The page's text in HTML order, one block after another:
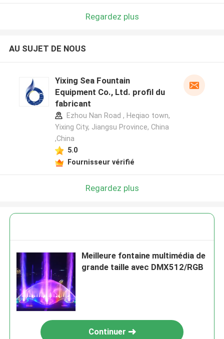
Regardez plus
AU SUJET DE NOUS
Yixing Sea Fountain
Equipment Co., Ltd. profil du
fabricant
Ezhou Nan Road , Heqiao town,
Yixing City, Jiangsu Province, China
,China
5.0
Fournisseur vérifié
Regardez plus
Meilleure fontaine multimédia de
grande taille avec DMX512/RGB
Continuer